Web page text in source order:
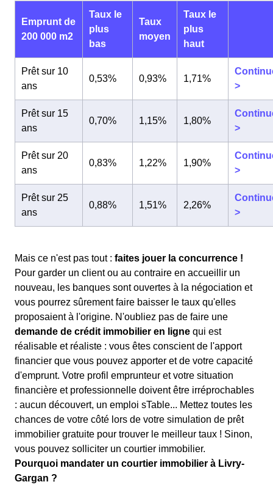
Emprunt de
200 000 m2
Taux le
plus
bas
Taux
moyen
Taux le
plus
haut
Prêt sur 10
ans
0,53% 0,93% 1,71%
>
Prêt sur 15
ans
0,70% 1,15% 1,80%
>
Prêt sur 20
ans
0,83% 1,22% 1,90%
>
Prêt sur 25
ans
0,88% 1,51% 2,26%
>
Mais ce n'est pas tout : faites jouer la concurrence !
Pour garder un client ou au contraire en accueillir un
nouveau, les banques sont ouvertes à la négociation et
vous pourrez sûrement faire baisser le taux qu'elles
proposaient à l'origine. N'oubliez pas de faire une
demande de crédit immobilier en ligne qui est
réalisable et réaliste : vous êtes conscient de l'apport
financier que vous pouvez apporter et de votre capacité
d'emprunt. Votre profil emprunteur et votre situation
financière et professionnelle doivent être irréprochables
: aucun découvert, un emploi sTable... Mettez toutes les
chances de votre côté lors de votre simulation de prêt
immobilier gratuite pour trouver le meilleur taux ! Sinon,
vous pouvez solliciter un courtier immobilier.
Pourquoi mandater un courtier immobilier à Livry-
Gargan ?